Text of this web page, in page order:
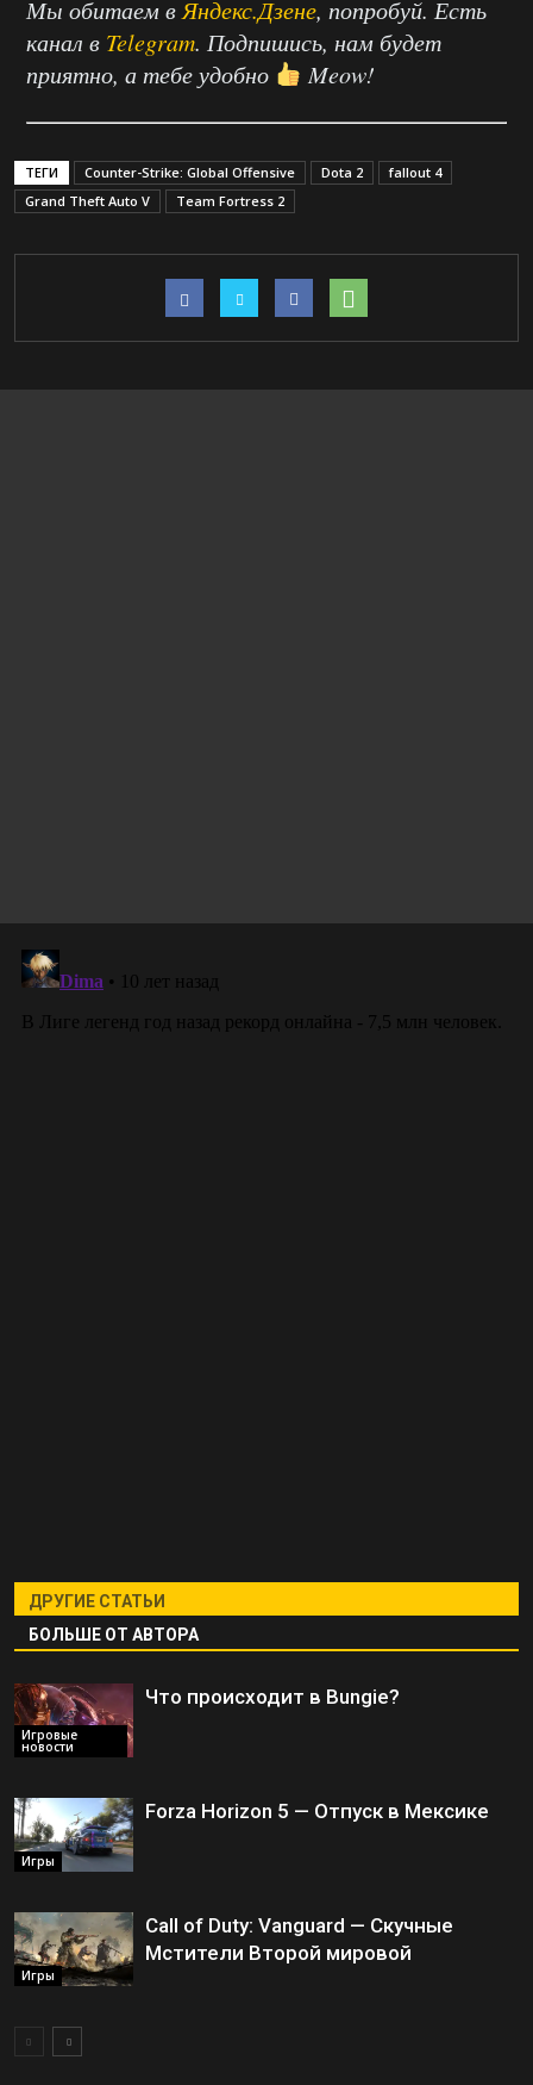
Мы обитаем вЯндекс.Дзене, попробуй. Есть
канал в Telegram. Подпишись, нам будет
приятно, а тебе удобно
Meow!
ТЕГИ Counter-Strike: Global Offensive Dota 2
fallout 4
Grand Theft Auto V
Team Fortress 2
ДРУГИЕ СТАТЬИ
БОЛЬШЕ ОТ АВТОРА
Игровые
новости
Что происходит в Bungie?
Игры
Forza Horizon 5 — Отпуск в Мексике
Игры
Call of Duty: Vanguard — Скучные
Мстители Второй мировой